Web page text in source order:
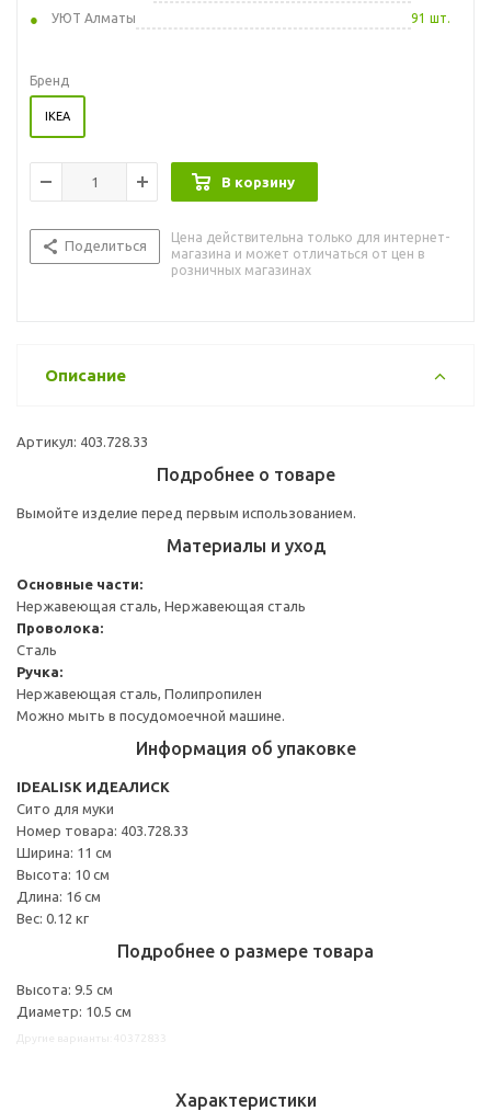
УЮТ Алматы
91 шт.
Бренд
IKEA
В корзину
Поделиться
Цена действительна только для интернет-
магазина и может отличаться от цен в
розничных магазинах
Описание
Артикул: 403.728.33
Подробнее о товаре
Вымойте изделие перед первым использованием.
Материалы и уход
Основные части:
Нержавеющая сталь, Нержавеющая сталь
Проволока:
Сталь
Ручка:
Нержавеющая сталь, Полипропилен
Можно мыть в посудомоечной машине.
Информация об упаковке
IDEALISK ИДЕАЛИСК
Сито для муки
Номер товара: 403.728.33
Ширина: 11 см
Высота: 10 см
Длина: 16 см
Вес: 0.12 кг
Подробнее о размере товара
Высота: 9.5 см
Диаметр: 10.5 см
Характеристики